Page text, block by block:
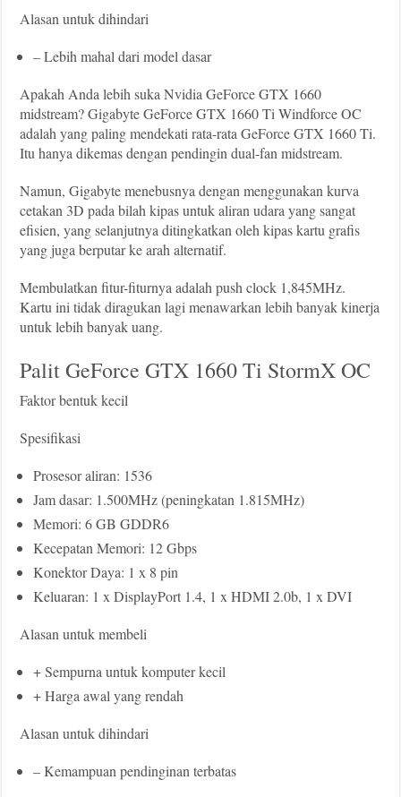
Alasan untuk dihindari
– Lebih mahal dari model dasar
Apakah Anda lebih suka Nvidia GeForce GTX 1660
midstream? Gigabyte GeForce GTX 1660 Ti Windforce OC
adalah yang paling mendekati rata-rata GeForce GTX 1660 Ti.
Itu hanya dikemas dengan pendingin dual-fan midstream.
Namun, Gigabyte menebusnya dengan menggunakan kurva
cetakan 3D pada bilah kipas untuk aliran udara yang sangat
efisien, yang selanjutnya ditingkatkan oleh kipas kartu grafis
yang juga berputar ke arah alternatif.
Membulatkan fitur-fiturnya adalah push clock 1,845MHz.
Kartu ini tidak diragukan lagi menawarkan lebih banyak kinerja
untuk lebih banyak uang.
Palit GeForce GTX 1660 Ti StormX OC
Faktor bentuk kecil
Spesifikasi
Prosesor aliran: 1536
Jam dasar: 1.500MHz (peningkatan 1.815MHz)
Memori: 6 GB GDDR6
Kecepatan Memori: 12 Gbps
Konektor Daya: 1 x 8 pin
Keluaran: 1 x DisplayPort 1.4, 1 x HDMI 2.0b, 1 x DVI
Alasan untuk membeli
+ Sempurna untuk komputer kecil
+ Harga awal yang rendah
Alasan untuk dihindari
– Kemampuan pendinginan terbatas